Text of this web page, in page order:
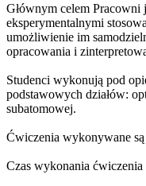
Głównym celem Pracowni
eksperymentalnymi
umożliwienie im
opracowania i
Studenci wykonują pod
podstawowych działów:
subatomowej.
Ćwiczenia wykonywane
Czas wykonania